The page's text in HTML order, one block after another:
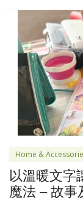
Home &
以溫暖文字
魔法 – 故事